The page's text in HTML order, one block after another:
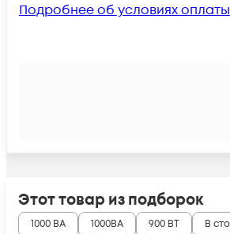
Подробнее об условиях оплаты
Этот товар из подборок
1000 ВА 1000ВА 900 ВТ В